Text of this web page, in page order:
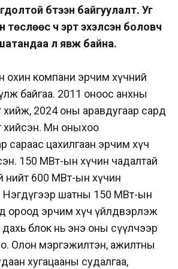
бүтээн байгуулалт. Уг
ч эрт эхэлсэн боловч
л явж байна.
охин компани эрчим хүчний
байгаа. 2011 оноос анхны
хийж, 2024 оны аравдугаар сард
хийсэн. Мөн оныхоо
сараас цахилгаан эрчим хүч
150 МВт-ын хүчин чадалтай
нийт 600 МВт-ын хүчин
Нэгдүгээр шатны 150 МВт-ын
ороод эрчим хүч үйлдвэрлэж
дахь блок нь энэ оны сүүлчээр
Олон мэргэжилтэн, ажилтны
хугацааны судалгаа,